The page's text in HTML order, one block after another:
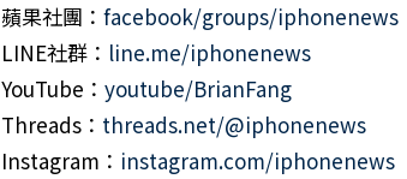
蘋果社團： facebook/groups/iphonenews
LINE社群： line.me/iphonenews
YouTube： youtube/BrianFang
Threads： threads.net/@iphonenews
Instagram： instagram.com/iphonenews